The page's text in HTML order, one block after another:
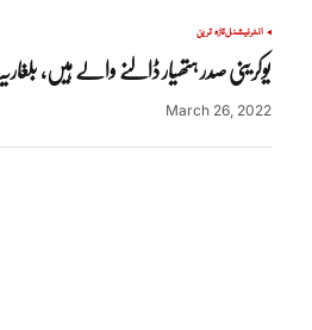
انٹرنیشنلتازہ ترین
یوکرینی صدر ہتھیار ڈالنے والے ہیں،
March 26, 2022